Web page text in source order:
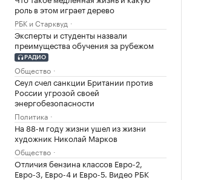
роль в этом играет дерево
РБК и Старквуд
Эксперты и студенты назвали
преимущества обучения за рубежом
РАДИО
Общество
Сеул счел санкции Британии против
России угрозой своей
энергобезопасности
Политика
На 88-м году жизни ушел из жизни
художник Николай Марков
Общество
Отличия бензина классов Евро-2,
Евро-3, Евро-4 и Евро-5. Видео РБК